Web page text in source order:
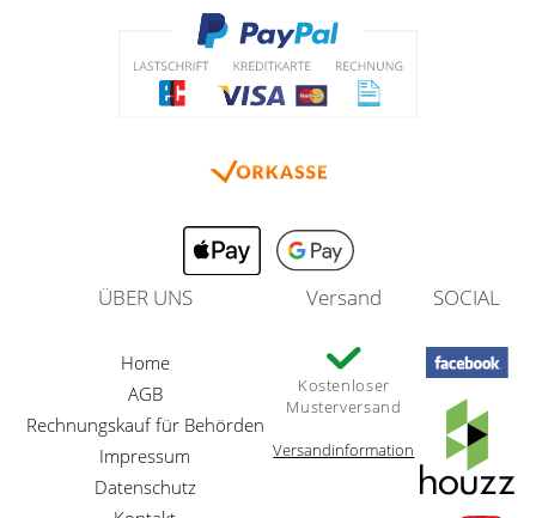
ÜBER UNS
Home
AGB
Rechnungskauf für Behörden
Impressum
Datenschutz
Versand
Kostenloser
Musterversand
Versandinformation
SOCIAL